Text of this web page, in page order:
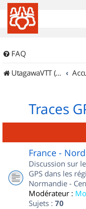
FAQ
UtagawaVTT (Randos VTT et VTTAE avec traces GPS)
Traces
France -
Discussion sur
GPS dans les
Normandie -
Modérateur :
Sujets : 70